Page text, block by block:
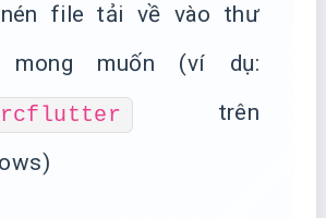
file tải về vào thư
mong muốn (ví dụ:
trên